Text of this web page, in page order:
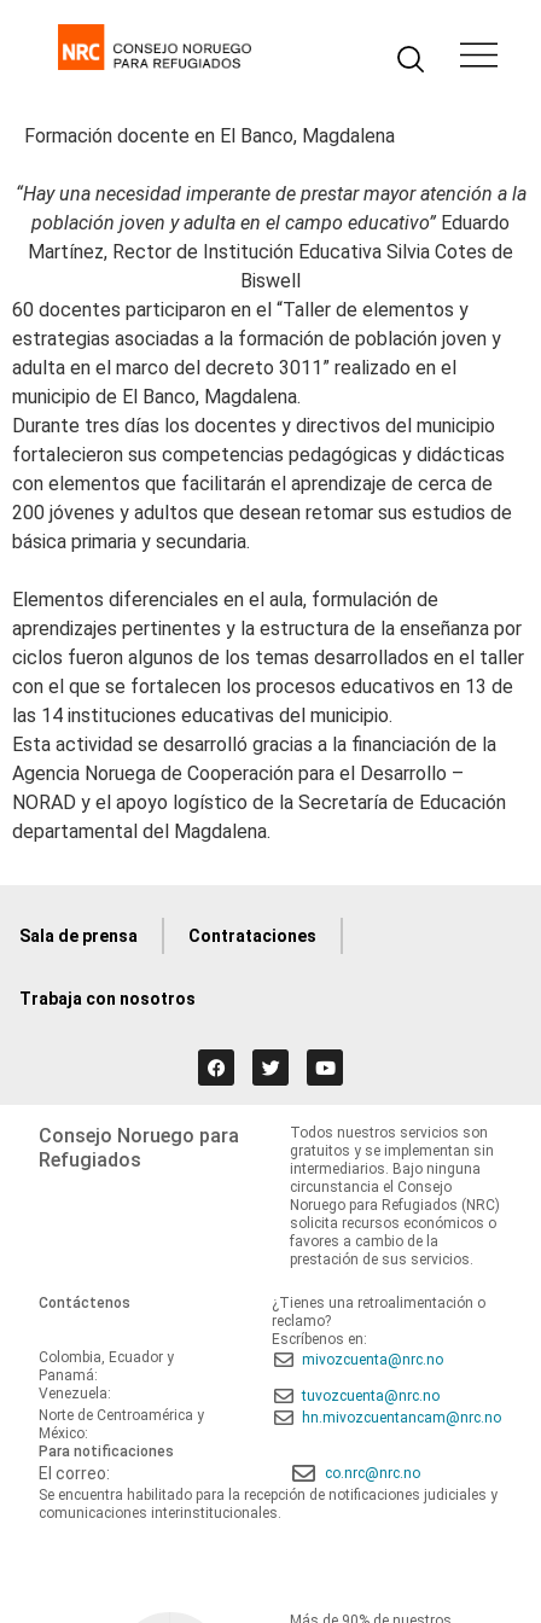
Formación docente en El Banco, Magdalena
“Hay una necesidad imperante de prestar mayor atención a la
población joven y adulta en el campo educativo” Eduardo
Martínez, Rector de Institución Educativa Silvia Cotes de
Biswell
60 docentes participaron en el “Taller de elementos y
estrategias asociadas a la formación de población joven y
adulta en el marco del decreto 3011” realizado en el
municipio de El Banco, Magdalena.
Durante tres días los docentes y directivos del municipio
fortalecieron sus competencias pedagógicas y didácticas
con elementos que facilitarán el aprendizaje de cerca de
200 jóvenes y adultos que desean retomar sus estudios de
básica primaria y secundaria.
Elementos diferenciales en el aula, formulación de
aprendizajes pertinentes y la estructura de la enseñanza por
ciclos fueron algunos de los temas desarrollados en el taller
con el que se fortalecen los procesos educativos en 13 de
las 14 instituciones educativas del municipio.
Esta actividad se desarrolló gracias a la financiación de la
Agencia Noruega de Cooperación para el Desarrollo –
NORAD y el apoyo logístico de la Secretaría de Educación
departamental del Magdalena.
Sala de prensa Contrataciones
Trabaja con nosotros
Consejo Noruego para
Refugiados
Todos nuestros servicios son
gratuitos y se implementan sin
intermediarios. Bajo ninguna
circunstancia el Consejo
Noruego para Refugiados (NRC)
solicita recursos económicos o
favores a cambio de la
prestación de sus servicios.
Contáctenos
¿Tienes una retroalimentación o
reclamo?
Escríbenos en:
Colombia, Ecuador y
Panamá:
mivozcuenta@nrc.no
Venezuela:
tuvozcuenta@nrc.no
Norte de Centroamérica y
México:
hn.mivozcuentancam@nrc.no
Para notificaciones
El correo:
co.nrc@nrc.no
Se encuentra habilitado para la recepción de notificaciones judiciales y
comunicaciones interinstitucionales.